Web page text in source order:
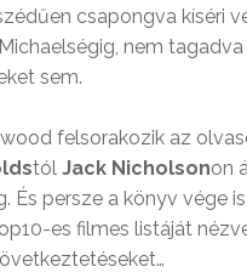
csapongva kíséri
nem
sem.
felsorakozik az
tól Jack Nicholsonon
És persze a könyv vége
es filmes listáját